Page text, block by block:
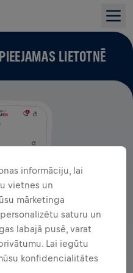
LIETOTNĒ
informāciju, lai
vietnes un
mārketinga
saturu un
labajā pusē, varat
Lai iegūtu
konfidencialitātes